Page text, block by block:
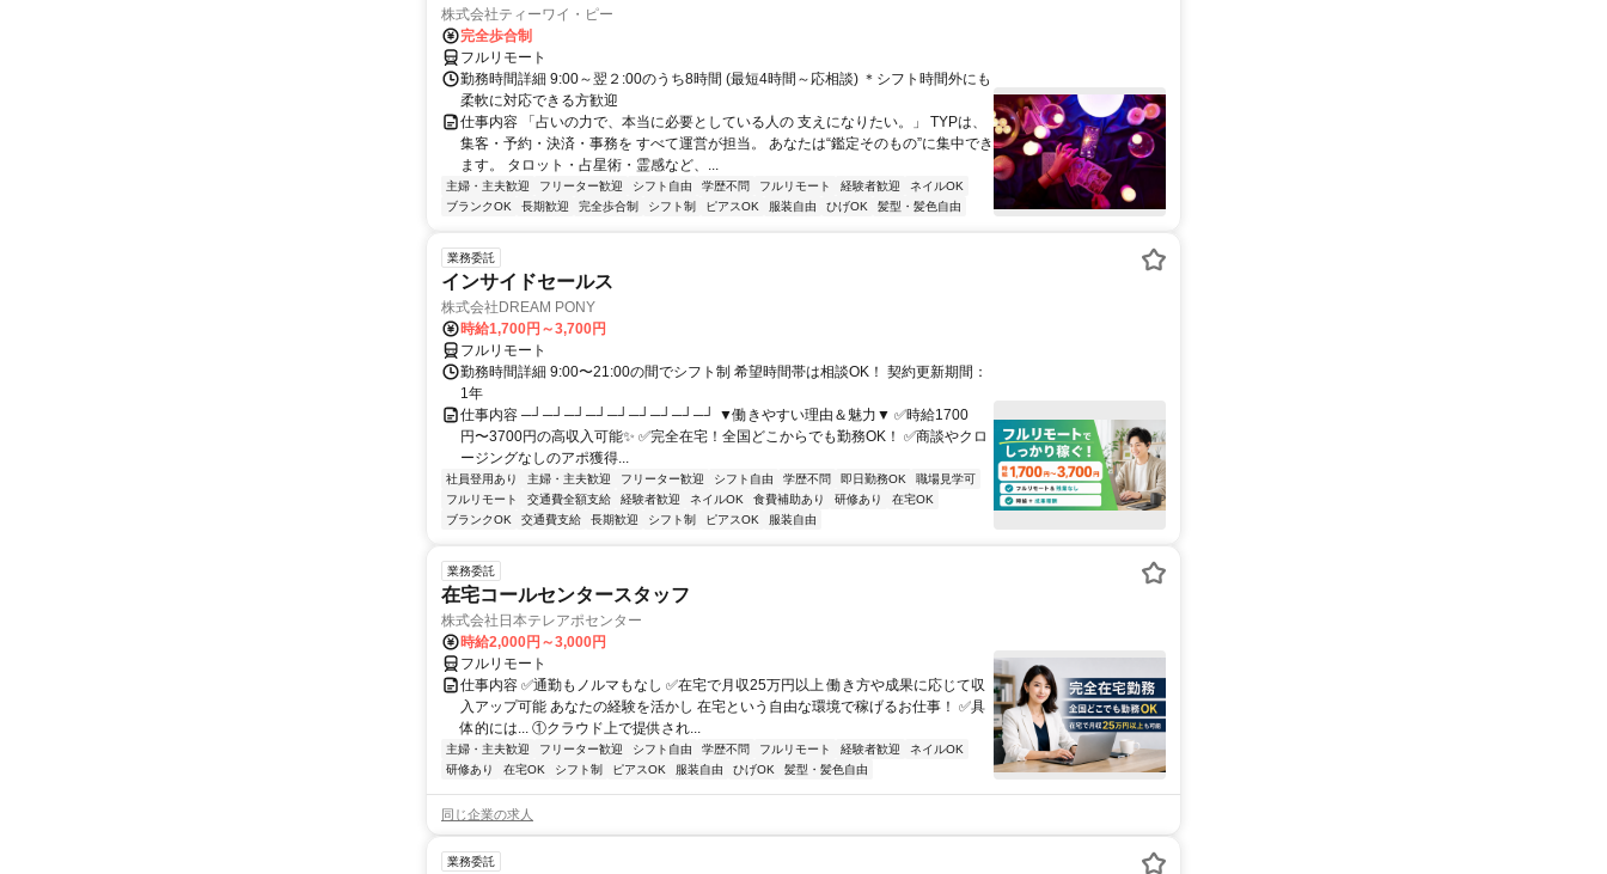
株式会社ティーワイ・ピー
完全歩合制
フルリモート
勤務時間詳細 9:00～翌２:00のうち8時間 (最短4時間～応相談) ＊シフト時間外にも
柔軟に対応できる方歓迎
仕事内容 「占いの力で、本当に必要としている人の 支えになりたい。」 TYPは、
集客・予約・決済・事務を すべて運営が担当。 あなたは“鑑定そのもの”に集中でき
ます。 タロット・占星術・霊感など、...
主婦・主夫歓迎 フリーター歓迎 シフト自由 学歴不問 フルリモート 経験者歓迎
ネイルOK
ブランクOK
長期歓迎 完全歩合制 シフト制 ピアスOK 服装自由 ひげOK 髪型・髪色自由
業務委託
インサイドセールス
株式会社DREAM PONY
時給1,700円～3,700円
フルリモート
勤務時間詳細 9:00〜21:00の間でシフト制 希望時間帯は相談OK！ 契約更新期間：
1年
仕事内容 ─┘─┘─┘─┘─┘─┘─┘─┘─┘ ▼働きやすい理由＆魅力▼ ✅時給1700
円〜3700円の高収入可能✨ ✅完全在宅！全国どこからでも勤務OK！ ✅商談やクロ
ージングなしのアポ獲得...
社員登用あり 主婦・主夫歓迎 フリーター歓迎 シフト自由 学歴不問 即日勤務OK
職場見学可
フルリモート
交通費全額支給 経験者歓迎 ネイルOK 食費補助あり 研修あり
在宅OK
ブランクOK
交通費支給 長期歓迎 シフト制 ピアスOK 服装自由
業務委託
在宅コールセンタースタッフ
株式会社日本テレアポセンター
時給2,000円～3,000円
フルリモート
仕事内容 ✅通勤もノルマもなし ✅在宅で月収25万円以上 働き方や成果に応じて収
入アップ可能 あなたの経験を活かし 在宅という自由な環境で稼げるお仕事！ ✅具
体的には... ①クラウド上で提供され...
主婦・主夫歓迎 フリーター歓迎 シフト自由 学歴不問 フルリモート 経験者歓迎
ネイルOK
研修あり
在宅OK シフト制 ピアスOK 服装自由 ひげOK 髪型・髪色自由
同じ企業の求人
業務委託